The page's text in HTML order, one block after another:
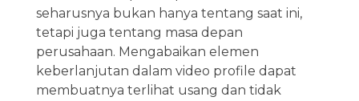
seharusnya bukan hanya tentang saat ini,
tetapi juga tentang masa depan
perusahaan. Mengabaikan elemen
keberlanjutan dalam video profile dapat
membuatnya terlihat usang dan tidak